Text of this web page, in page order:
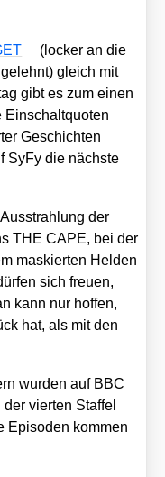
(locker an die
gleich mit
gibt es zum einen
Ein­schalt­quo­ten
Geschich­ten
SyFy die nächs­te
der
THE CAPE, bei der
mas­kier­ten Hel­den
sich freu­en,
kann nur hof­fen,
hat, als mit den
wur­den auf BBC
vier­ten Staf­fel
Epi­so­den kom­men